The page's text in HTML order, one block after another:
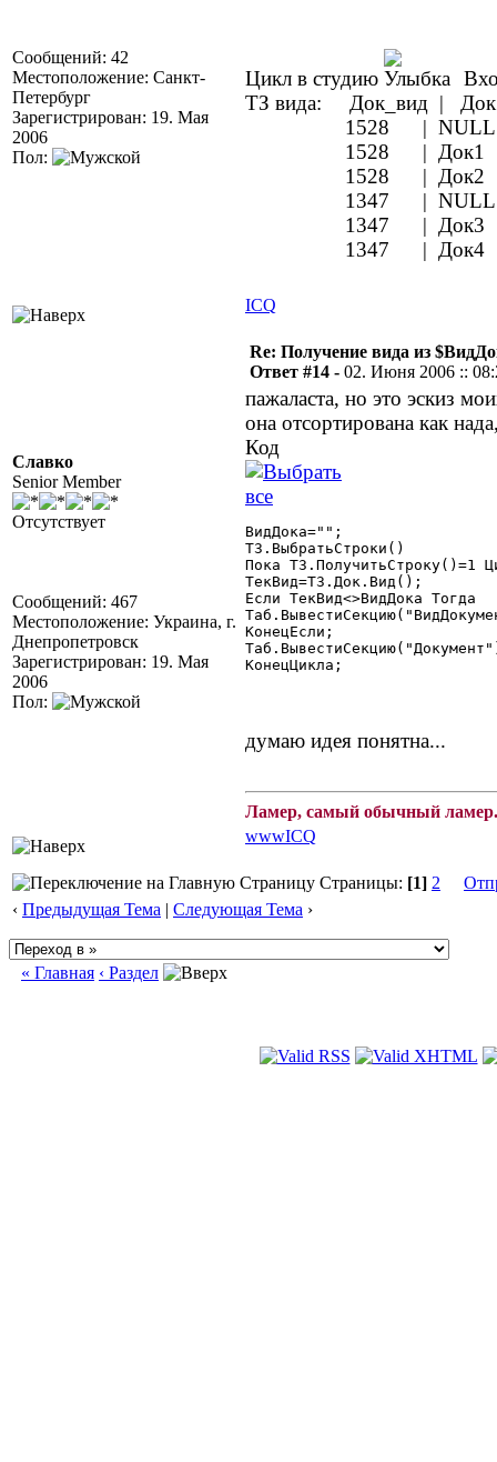
Сообщений: 42
Местоположение: Санкт-
Петербург
Зарегистрирован: 19. Мая
2006
Пол:
Цикл в студию
ТЗ вида: Док_вид |
1528 | NULL |
1528 | Док1 |
1528 | Док2 |
1347 | NULL |
1347 | Док3 |
1347 | Док4 |
ICQ
Славко
Senior Member
Отсутствует
Сообщений: 467
Местоположение: Украина, г.
Днепропетровск
Зарегистрирован: 19. Мая
2006
Пол:
Re: Получение вида из
Ответ #14 - 02. Июня 2006 ::
пажаласта, но это эскиз
она отсортирована как
Код
ВидДока="";
ТЗ.ВыбратьСтроки()
Пока ТЗ.ПолучитьСтроку()=1
ТекВид=ТЗ.Док.Вид();
Если ТекВид<>ВидДока Тогда
КонецЕсли;
КонецЦикла;
думаю идея понятна...
Ламер, самый обычный
wwwICQ
Страницы: [1] 2
‹ Предыдущая Тема | Следующая Тема ›
« Главная ‹ Раздел